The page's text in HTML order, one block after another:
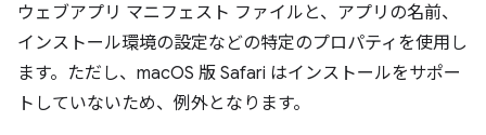
ウェブアプリ マニフェスト ファイルと、アプリの名前、
インストール環境の設定などの特定のプロパティを使用し
ます。ただし、macOS 版 Safari はインストールをサポー
トしていないため、例外となります。